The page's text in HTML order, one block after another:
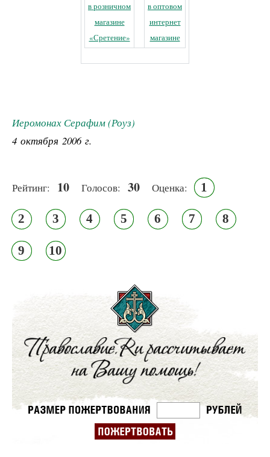
в розничном
магазине
«Сретение»
в оптовом
интернет
магазине
Иеромонах Серафим (Роуз)
4 октября 2006 г.
Рейтинг: 10 Голосов: 30 Оценка: 1
2 3 4 5 6 7 8
9 10